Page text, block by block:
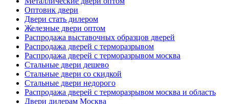
Оптовик двери
Двери стать дилером
Железные двери оптом
Распродажа выставочных образцов дверей
Распродажа дверей с терморазрывом
Распродажа дверей с терморазрывом москва
Стальные двери дешево
Стальные двери со скидкой
Стальные двери недорого
Распродажа дверей с терморазрывом москва и область
Двери дилерам Москва